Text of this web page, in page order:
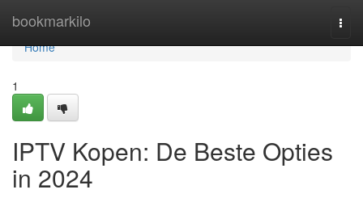
bookmarkilo
Home
Home
1
IPTV Kopen: De Beste Opties
in 2024